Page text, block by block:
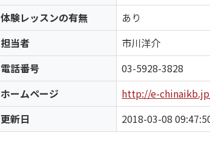
体験レッスンの有無
あり
担当者
市川洋介
電話番号
03-5928-3828
ホームページ
http://e-
更新日
2018-03-08